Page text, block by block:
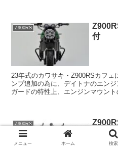
Z900RS
付
23年式のカワサキ・Z900RSカフェ
ンプ追加の為に、デイトナのエン
ガードの特性上、エンジンマウン
Z900RS
しや
メニュー ホーム 検索